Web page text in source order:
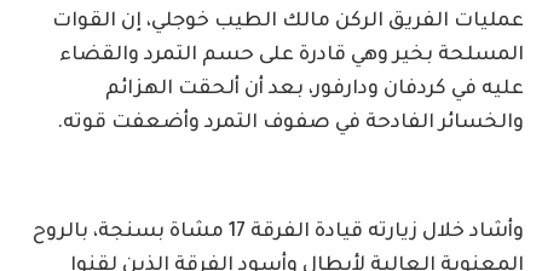
عمليات الفريق الركن مالك الطيب خوجلي، إن القوات
المسلحة بخير وهي قادرة على حسم التمرد والقضاء
عليه في كردفان ودارفور، بعد أن ألحقت الهزائم
والخسائر الفادحة في صفوف التمرد وأضعفت قوته.
وأشاد خلال زيارته قيادة الفرقة 17 مشاة بسنجة، بالروح
المعنوية العالية لأبطال وأسود الفرقة الذين لقنوا